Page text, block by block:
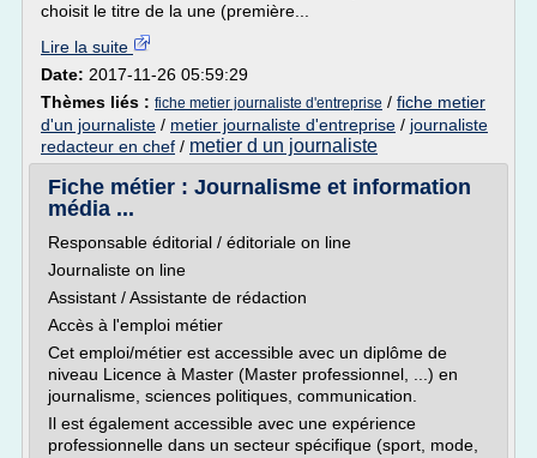
choisit le titre de la une (première...
Lire la suite
Date: 2017-11-26 05:59:29
Thèmes liés : fiche metier journaliste d'entreprise / fiche metier
d'un journaliste / metier journaliste d'entreprise / journaliste
redacteur en chef / metier d un journaliste
Fiche métier : Journalisme et information
média ...
Responsable éditorial / éditoriale on line
Journaliste on line
Assistant / Assistante de rédaction
Accès à l'emploi métier
Cet emploi/métier est accessible avec un diplôme de
niveau Licence à Master (Master professionnel, ...) en
journalisme, sciences politiques, communication.
Il est également accessible avec une expérience
professionnelle dans un secteur spécifique (sport, mode,